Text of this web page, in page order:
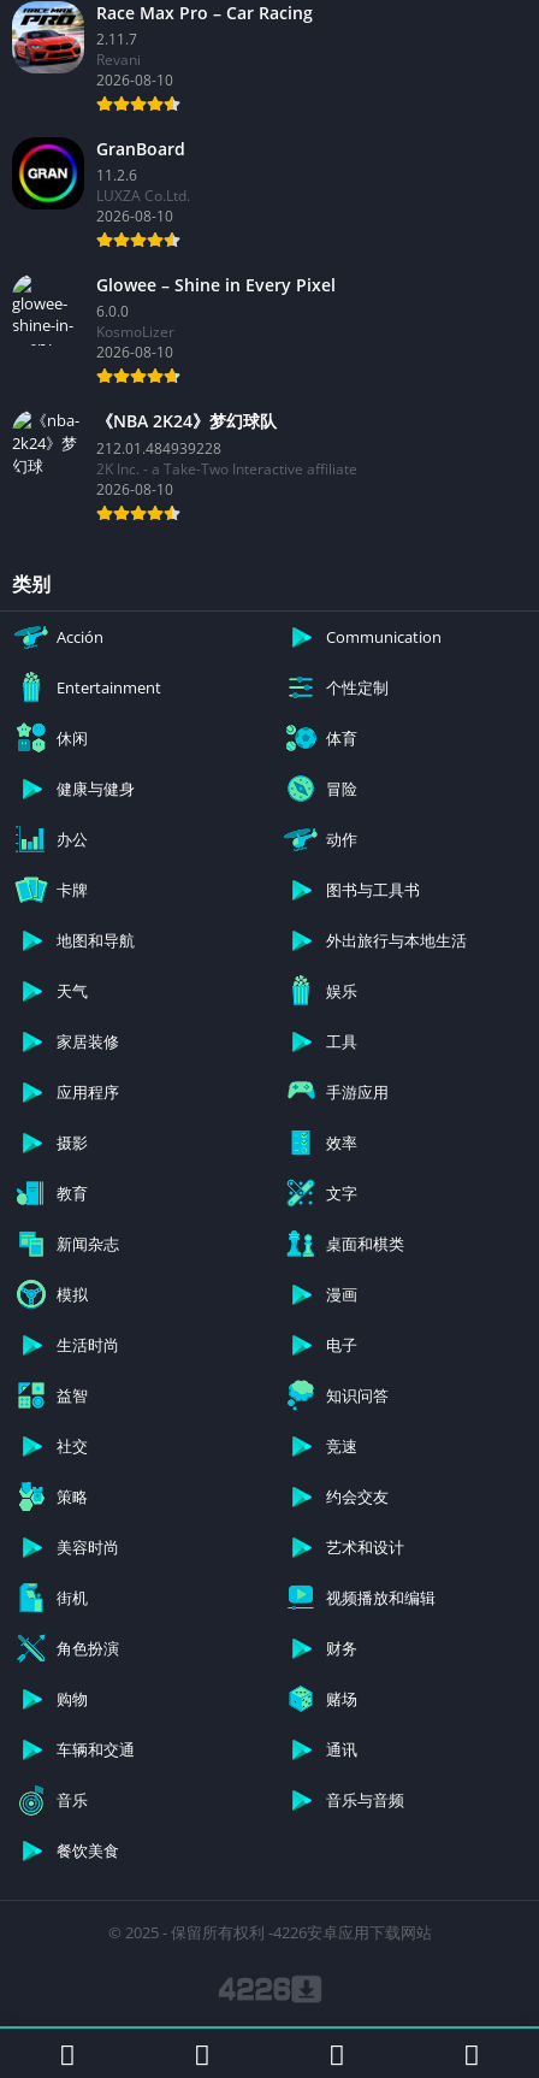
Race Max Pro – Car Racing
2.11.7
Revani
2026-08-10
GranBoard
11.2.6
LUXZA Co.Ltd.
2026-08-10
Glowee – Shine in Every Pixel
6.0.0
KosmoLizer
2026-08-10
《NBA 2K24》梦幻球队
212.01.484939228
2K Inc. - a Take-Two Interactive affiliate
2026-08-10
类别
Acción Communication
Entertainment 个性定制
休闲 体育
健康与健身 冒险
办公 动作
卡牌 图书与工具书
地图和导航 外出旅行与本地生活
天气 娱乐
家居装修 工具
应用程序 手游应用
摄影 效率
教育 文字
新闻杂志 桌面和棋类
模拟 漫画
生活时尚 电子
益智 知识问答
社交 竞速
策略 约会交友
美容时尚 艺术和设计
街机 视频播放和编辑
角色扮演 财务
购物 赌场
车辆和交通 通讯
音乐 音乐与音频
餐饮美食
© 2025 - 保留所有权利 -4226安卓应用下载网站